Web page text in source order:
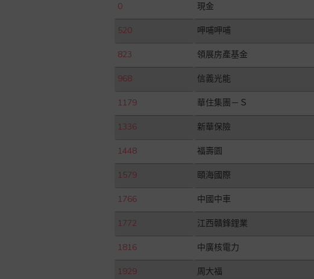
0 現金
520 呷哺呷哺
823 領展房產基金
968 信義光能
1179 華住集團－Ｓ
1336 新華保險
1448 福壽園
1579 頤海國際
1766 中國中車
1772 江西贛鋒鋰業
1816 中廣核電力
1929 周大福